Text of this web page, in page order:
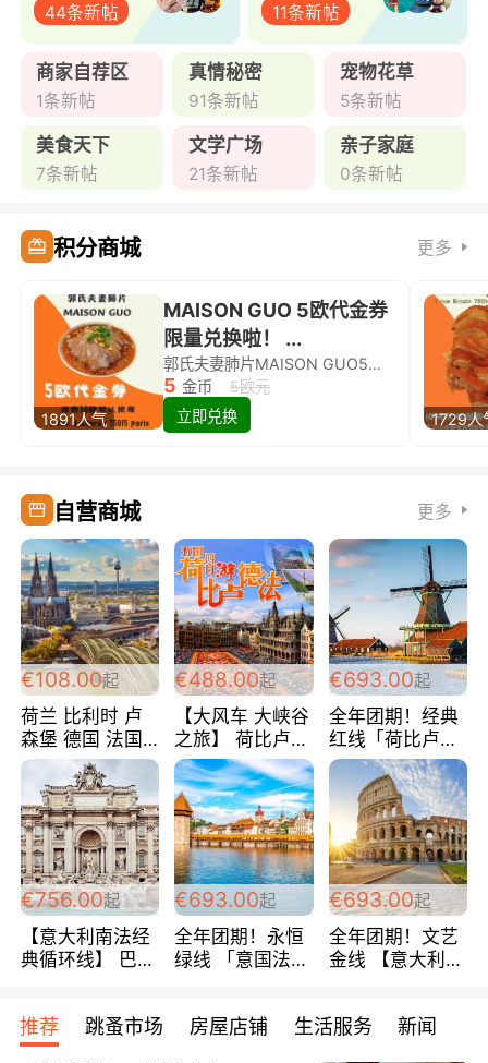
44条新帖 11条新帖
商家自荐区
1条新帖
真情秘密
91条新帖
宠物花草
5条新帖
美食天下
7条新帖
文学广场
21条新帖
亲子家庭
0条新帖
积分商城 更多
1891人气
MAISON GUO 5欧代金券
限量兑换啦！ ...
郭氏夫妻肺片MAISON GUO5欧代金券限量兑换啦！
5 金币
5欧元
立即兑换
1729人
自营商城 更多
€108.00起
荷兰 比利时 卢
森堡 德国 法国
超爽玩遍西欧 循
环线 全程四星宾
馆 108欧/人/天
€488.00起
【大风车 大峡谷
之旅】 荷比卢德
法 巴黎上下 经
典五国四日游
488欧/人
€693.00起
全年团期！经典
红线「荷比卢德
法」七天循环 五
国 仅售99欧/人/
天！巴黎上下！
包拼房~
€756.00起
【意大利南法经
典循环线】 巴黎
宾馆 108欧/天起
全程756欧/位
€693.00起
全年团期！永恒
绿线 「意国法
欧/天起 ~包拼房
€693.00起
全年团期！文艺
金线 【意大利一
每周铁发！
推荐 跳蚤市场 房屋店铺 生活服务 新闻